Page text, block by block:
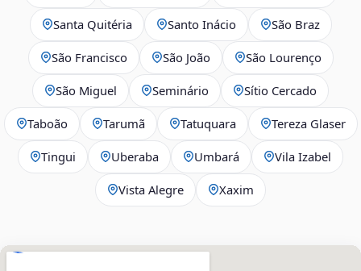
Santa Quitéria Santo Inácio São Braz
São Francisco São João São Lourenço
São Miguel Seminário Sítio Cercado
Taboão Tarumã Tatuquara Tereza Glaser
Tingui Uberaba Umbará Vila Izabel
Vista Alegre Xaxim